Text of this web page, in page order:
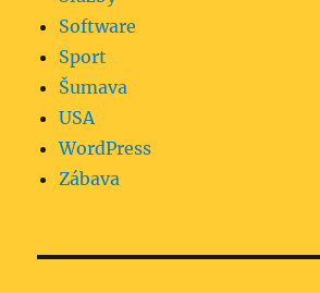
Software
Sport
Šumava
USA
WordPress
Zábava